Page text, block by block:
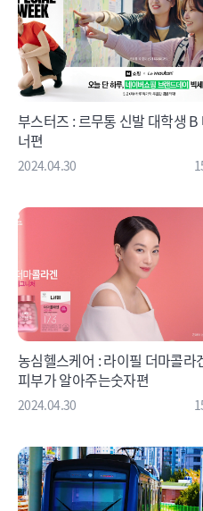
부스터즈 : 르무통 신발 대학생 B
너편
2024.04.30
농심헬스케어 : 라이필 더마콜라
피부가 알아주는숫자편
2024.04.30